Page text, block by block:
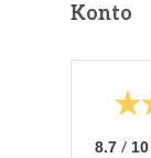
Konto
8.7 / 10